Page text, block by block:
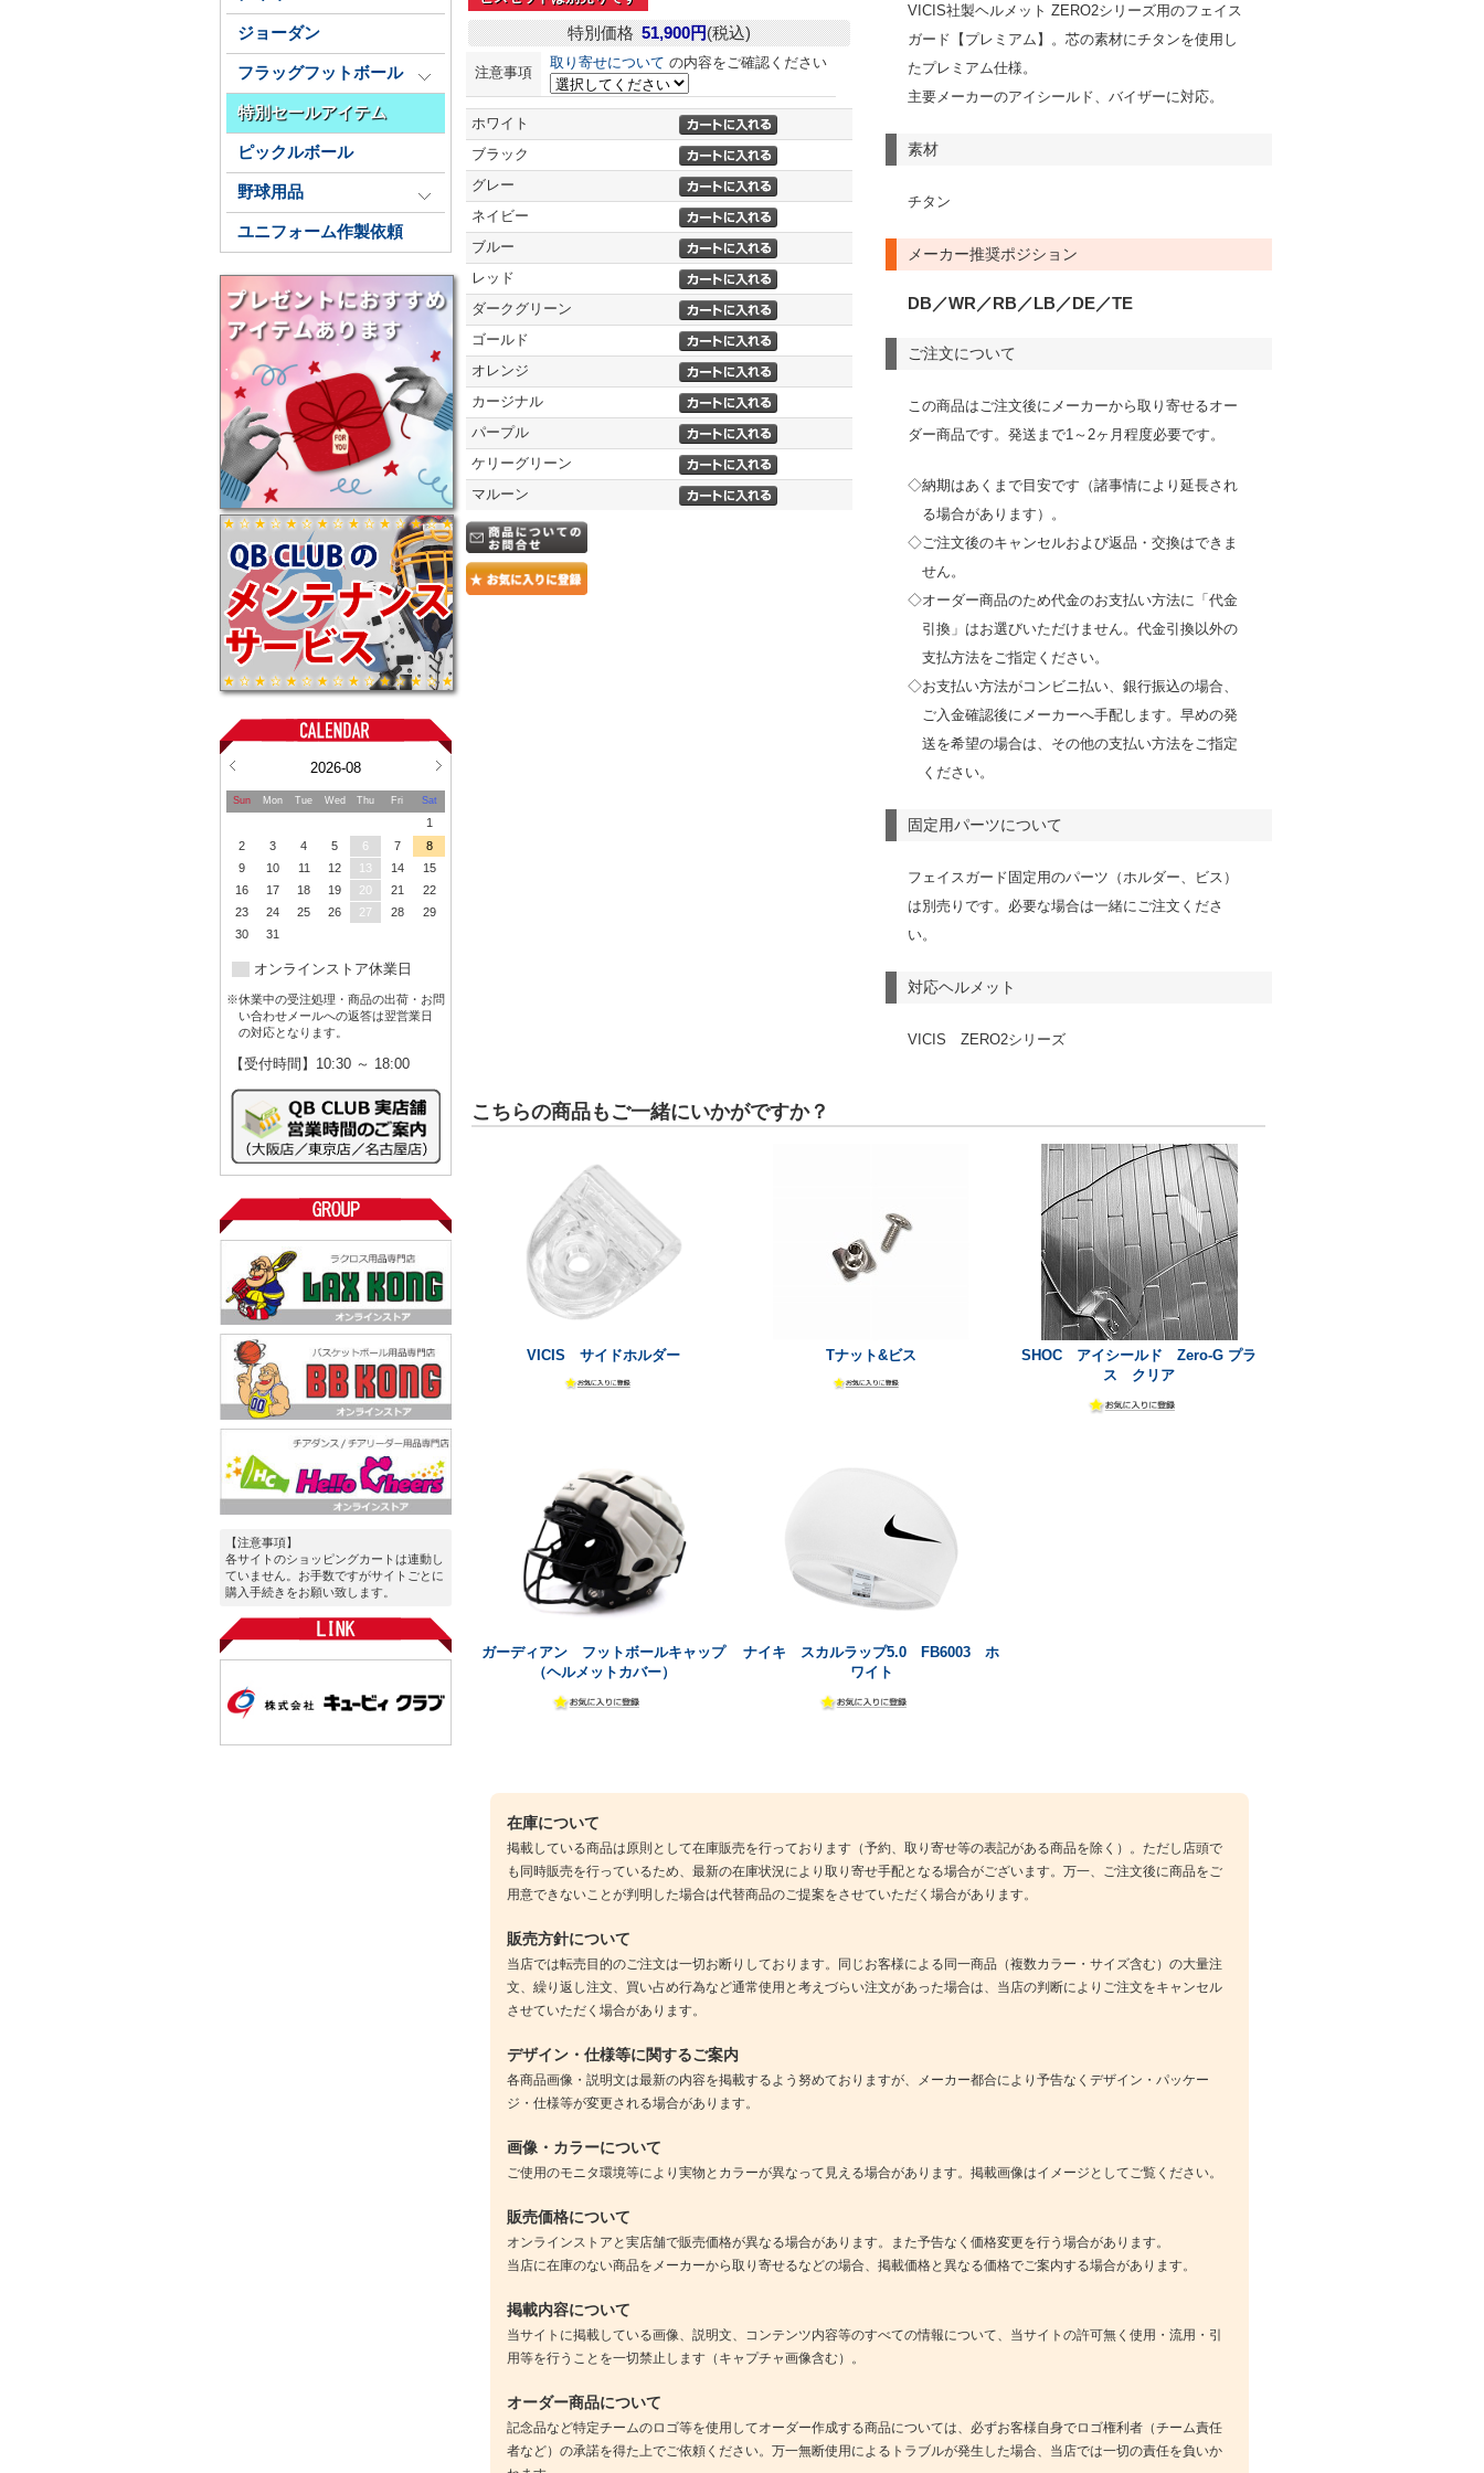
ジョーダン
フラッグフットボール
特別セールアイテム
ピックルボール
野球用品
ユニフォーム作製依頼
2026-08
Sun Mon Tue Wed Thu Fri Sat
1
2
3 4 5 6 7
8
9
10 11 12 13 14
15
16
17 18 19 20 21
22
23
24 25 26 27 28
29
30
31
オンラインストア休業日
※休業中の受注処理・商品の出荷・お問
い合わせメールへの返答は翌営業日
の対応となります。
【受付時間】10:30 ～ 18:00
【注意事項】
各サイトのショッピングカートは連動し
ていません。お手数ですがサイトごとに
購入手続きをお願い致します。
VICIS社製ヘルメット ZERO2シリーズ用のフェイス
ガード【プレミアム】。芯の素材にチタンを使用し
たプレミアム仕様。
主要メーカーのアイシールド、バイザーに対応。
素材
チタン
メーカー推奨ポジション
DB／WR／RB／LB／DE／TE
ご注文について
この商品はご注文後にメーカーから取り寄せるオー
ダー商品です。発送まで1～2ヶ月程度必要です。
◇納期はあくまで目安です（諸事情により延長され
る場合があります）。
◇ご注文後のキャンセルおよび返品・交換はできま
せん。
◇オーダー商品のため代金のお支払い方法に「代金
引換」はお選びいただけません。代金引換以外の
支払方法をご指定ください。
◇お支払い方法がコンビニ払い、銀行振込の場合、
ご入金確認後にメーカーへ手配します。早めの発
送を希望の場合は、その他の支払い方法をご指定
ください。
固定用パーツについて
フェイスガード固定用のパーツ（ホルダー、ビス）
は別売りです。必要な場合は一緒にご注文くださ
い。
対応ヘルメット
VICIS ZERO2シリーズ
特別価格 51,900円(税込)
注意事項
取り寄せについて の内容をご確認ください
ホワイト
ブラック
グレー
ネイビー
ブルー
レッド
ダークグリーン
ゴールド
オレンジ
カージナル
パープル
ケリーグリーン
マルーン
こちらの商品もご一緒にいかがですか？
VICIS サイドホルダー Tナット&ビス
SHOC アイシールド Zero-G プラ
ス クリア
ガーディアン フットボールキャップ
（ヘルメットカバー）
ナイキ スカルラップ5.0 FB6003 ホ
ワイト
在庫について
掲載している商品は原則として在庫販売を行っております（予約、取り寄せ等の表記がある商品を除く）。ただし店頭で
も同時販売を行っているため、最新の在庫状況により取り寄せ手配となる場合がございます。万一、ご注文後に商品をご
用意できないことが判明した場合は代替商品のご提案をさせていただく場合があります。
販売方針について
当店では転売目的のご注文は一切お断りしております。同じお客様による同一商品（複数カラー・サイズ含む）の大量注
文、繰り返し注文、買い占め行為など通常使用と考えづらい注文があった場合は、当店の判断によりご注文をキャンセル
させていただく場合があります。
デザイン・仕様等に関するご案内
各商品画像・説明文は最新の内容を掲載するよう努めておりますが、メーカー都合により予告なくデザイン・パッケー
ジ・仕様等が変更される場合があります。
画像・カラーについて
ご使用のモニタ環境等により実物とカラーが異なって見える場合があります。掲載画像はイメージとしてご覧ください。
販売価格について
オンラインストアと実店舗で販売価格が異なる場合があります。また予告なく価格変更を行う場合があります。
当店に在庫のない商品をメーカーから取り寄せるなどの場合、掲載価格と異なる価格でご案内する場合があります。
掲載内容について
当サイトに掲載している画像、説明文、コンテンツ内容等のすべての情報について、当サイトの許可無く使用・流用・引
用等を行うことを一切禁止します（キャプチャ画像含む）。
オーダー商品について
記念品など特定チームのロゴ等を使用してオーダー作成する商品については、必ずお客様自身でロゴ権利者（チーム責任
者など）の承諾を得た上でご依頼ください。万一無断使用によるトラブルが発生した場合、当店では一切の責任を負いか